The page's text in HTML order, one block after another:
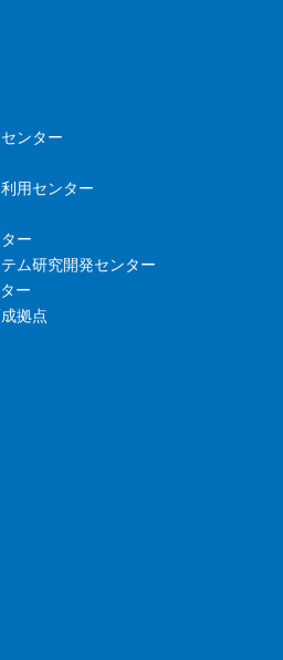
ンター
用センター
ー
ム研究開発センター
ー
拠点